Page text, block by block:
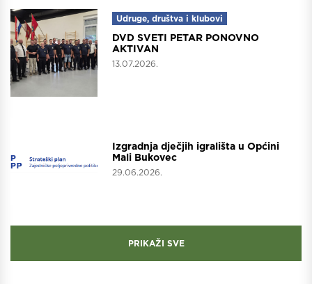
Udruge, društva i klubovi
DVD SVETI PETAR PONOVNO
AKTIVAN
13.07.2026.
Izgradnja dječjih igrališta u Općini
Mali Bukovec
29.06.2026.
PRIKAŽI SVE